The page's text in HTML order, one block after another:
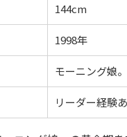
144cm
1998年
モーニング娘
リーダー経験